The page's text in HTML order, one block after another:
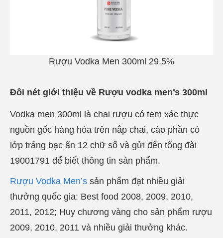
Rượu Vodka Men 300ml 29.5%
Đôi nét giới thiệu về Rượu vodka men’s 300ml
Vodka men 300ml là chai rượu có tem xác thực
nguồn gốc hàng hóa trên nắp chai, cào phần có
lớp tráng bạc ẩn 12 chữ số và gửi đến tổng đài
19001791 để biết thông tin sản phẩm.
Rượu Vodka Men’s sản phẩm đạt nhiều giải
thưởng quốc gia: Best food 2008, 2009, 2010,
2011, 2012; Huy chương vàng cho sản phẩm rượu
2009, 2010, 2011 và nhiều giải thưởng khác.